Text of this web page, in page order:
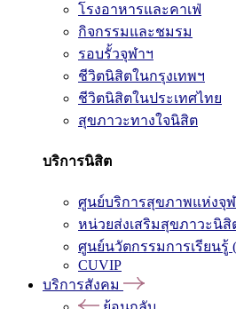
โรงอาหารและคาเฟ่
กิจกรรมและชมรม
รอบรั้วจุฬาฯ
ชีวิตนิสิตในกรุงเทพฯ
ชีวิตนิสิตในประเทศไทย
สุขภาวะทางใจนิสิต
บริการนิสิต
ศูนย์บริการสุขภาพแห่งจุ
หน่วยส่งเสริมสุขภาวะนิสิ
ศูนย์นวัตกรรมการเรียนรู้
CUVIP
บริการสังคม